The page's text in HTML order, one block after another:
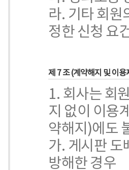
라. 기타 회원
정한 신청 요
제 7 조 (계약해지 및 이용
1. 회사는 회
지 없이 이용
약해지)에도
가. 게시판 도
방해한 경우